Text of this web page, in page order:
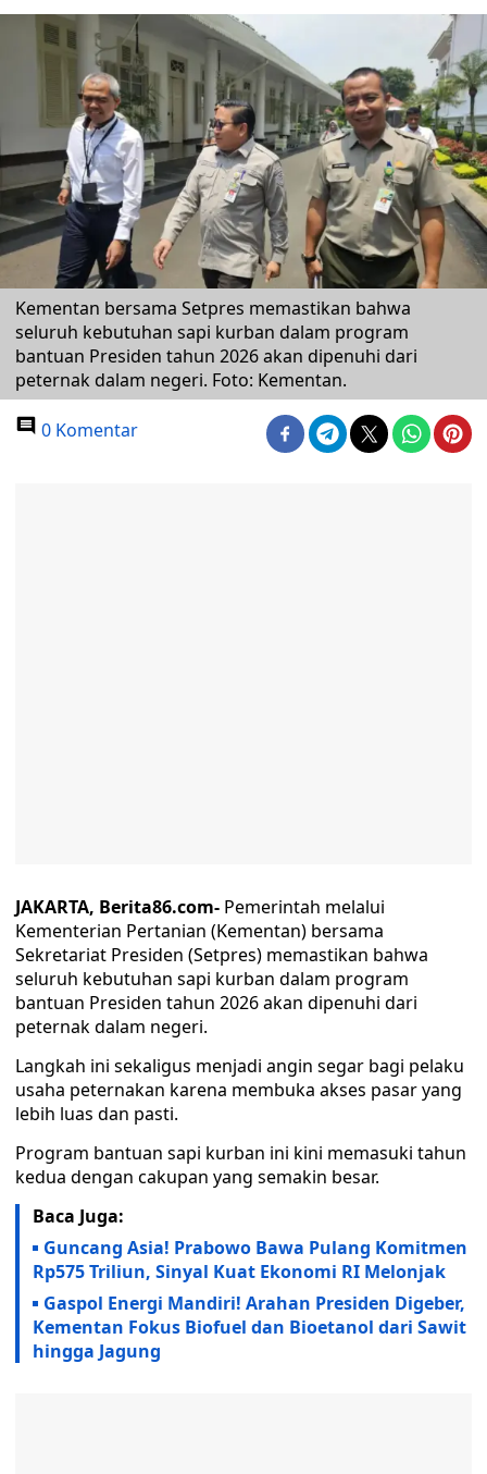
Kementan bersama Setpres memastikan bahwa
seluruh kebutuhan sapi kurban dalam program
bantuan Presiden tahun 2026 akan dipenuhi dari
peternak dalam negeri. Foto: Kementan.
0 Komentar
JAKARTA, Berita86.com- Pemerintah melalui
Kementerian Pertanian (Kementan) bersama
Sekretariat Presiden (Setpres) memastikan bahwa
seluruh kebutuhan sapi kurban dalam program
bantuan Presiden tahun 2026 akan dipenuhi dari
peternak dalam negeri.
Langkah ini sekaligus menjadi angin segar bagi pelaku
usaha peternakan karena membuka akses pasar yang
lebih luas dan pasti.
Program bantuan sapi kurban ini kini memasuki tahun
kedua dengan cakupan yang semakin besar.
Baca Juga:
Guncang Asia! Prabowo Bawa Pulang Komitmen
Rp575 Triliun, Sinyal Kuat Ekonomi RI Melonjak
Gaspol Energi Mandiri! Arahan Presiden Digeber,
Kementan Fokus Biofuel dan Bioetanol dari Sawit
hingga Jagung